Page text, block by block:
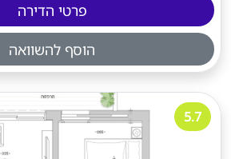
פרטי הדירה
הוסף להשוואה
5.7